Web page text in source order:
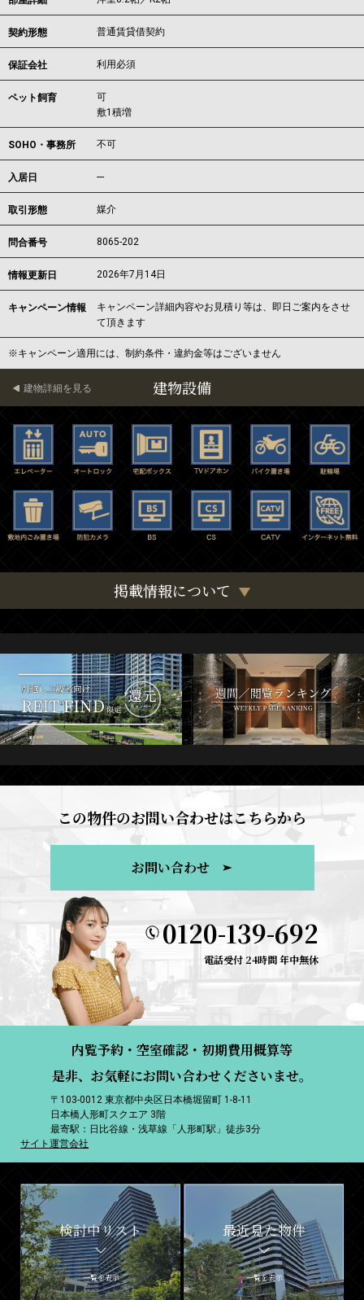
契約形態 普通賃貸借契約
保証会社 利用必須
ペット飼育
可
敷1積増
SOHO・事務所 不可
入居日 ---
取引形態 媒介
問合番号 8065-202
情報更新日 2026年7月14日
キャンペーン情報
キャンペーン詳細内容やお見積り等は、即日ご案内をさせ
て頂きます
※キャンペーン適用には、制約条件・違約金等はございません
建物設備
建物詳細を見る
掲載情報について
この物件のお問い合わせはこちらから
お問い合わせ
0120-139-692
電話受付 24時間 年中無休
内覧予約・空室確認・初期費用概算等
是非、お気軽にお問い合わせくださいませ。
〒103-0012 東京都中央区日本橋堀留町 1-8-11
日本橋人形町スクエア 3階
最寄駅：日比谷線・浅草線「人形町駅」徒歩3分
サイト運営会社
検討中リスト
一覧を表示
最近見た物件
一覧を表示